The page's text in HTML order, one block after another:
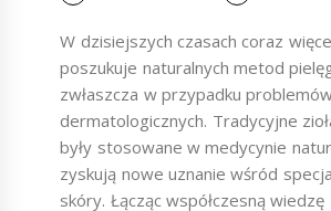
W dzisiejszych czasach coraz
poszukuje naturalnych metod
zwłaszcza w przypadku
dermatologicznych. Tradycyjne
były stosowane w medycynie
zyskują nowe uznanie wśród
skóry. Łącząc współczesną wiedzę